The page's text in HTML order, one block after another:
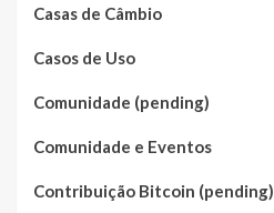
Casas de Câmbio
Casos de Uso
Comunidade (pending)
Comunidade e Eventos
Contribuição Bitcoin (pending)